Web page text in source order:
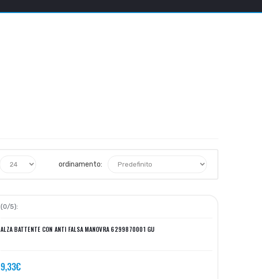
ordinamento:
(0/5):
ALZA BATTENTE CON ANTI FALSA MANOVRA 6299870001 GU
9,33€